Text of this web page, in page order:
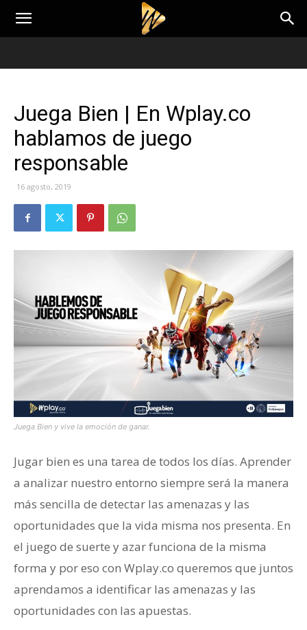
Juega Bien | En Wplay.co
hablamos de juego
responsable
16 agosto, 2019
Juega Bien y vive la emoción de ganar.
Jugar bien es una tarea de todos los días. Aprender
a analizar nuestro entorno siempre será la manera
más sencilla de detectar las amenazas y las
oportunidades que la vida misma nos presenta. En
el juego de suerte y azar funciona de la misma
forma y por eso con Wplay.co queremos que juntos
aprendamos a identificar las amenazas y las
oportunidades con las apuestas.